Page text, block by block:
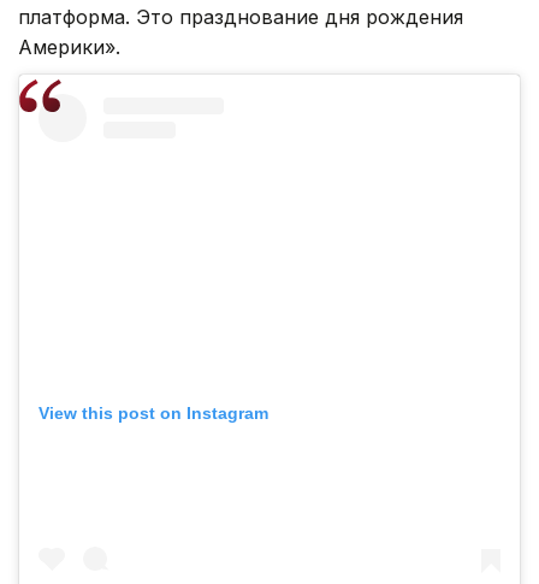
платформа. Это празднование дня рождения
Америки».
View this post on Instagram